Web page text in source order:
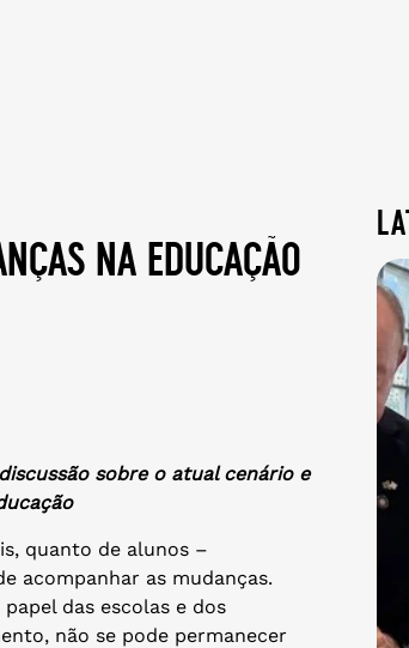
na educação
sobre o atual cenário e
quanto de alunos –
acompanhar as mudanças.
das escolas e dos
não se pode permanecer